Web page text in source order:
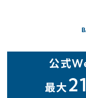
公式
最大